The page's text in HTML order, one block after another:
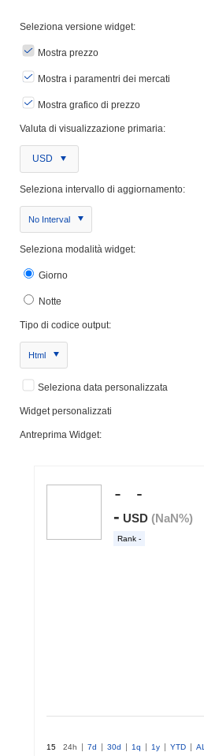
Seleziona versione widget:
Mostra prezzo
Mostra i paramentri dei mercati
Mostra grafico di prezzo
Valuta di visualizzazione primaria:
USD
Seleziona intervallo di aggiornamento:
No Interval
Seleziona modalità widget:
Giorno
Notte
Tipo di codice output:
Html
Seleziona data personalizzata
Widget personalizzati
Antreprima Widget: